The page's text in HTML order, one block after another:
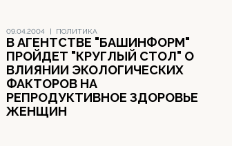
09.04.2004 | ПОЛИТИКА
В АГЕНТСТВЕ "БАШИНФОРМ"
ПРОЙДЕТ "КРУГЛЫЙ СТОЛ" О
ВЛИЯНИИ ЭКОЛОГИЧЕСКИХ
ФАКТОРОВ НА
РЕПРОДУКТИВНОЕ ЗДОРОВЬЕ
ЖЕНЩИН